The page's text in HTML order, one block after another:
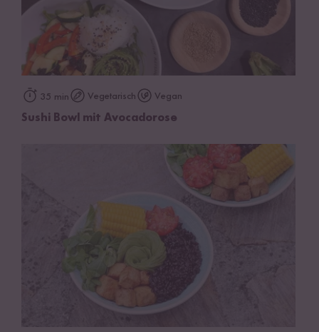
35 min Vegetarisch Vegan
Sushi Bowl mit Avocadorose